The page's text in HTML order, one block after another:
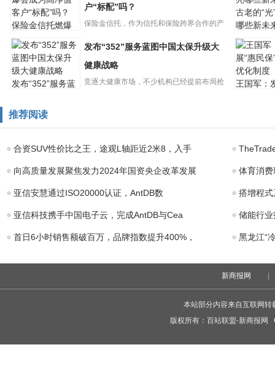
iPhone15ProMax
升级较小：A17
2.09%，
保险金信托燃爆
会成为高净值客
户“标配”吗？
户“标配”吗？
保险金信托，作为信托和保险跨界合作的产
古老的“
哪些新未
发布“352”服务蓝
大健康战略
发布“352”服务蓝图中国太保升级大
健康战略
竞逐大健康市场，不少机构已经提前布局抢
王国军：
推荐阅读
合资SUV性价比之王，途观L轴距近2米8，入手
向高质量发展聚焦发力2024年国资央企改革发展 体育消
亚信安慧通过ISO20000认证，AntDB数 搭增程
亚信科技携手中国电子云，完成AntDB与Cea 储能行
首日6小时销售额破百万，品牌指数提升400%， 黑龙江“
新商报网
本站部分内容来自互联网
版权所有： 百站联盟-新商报网